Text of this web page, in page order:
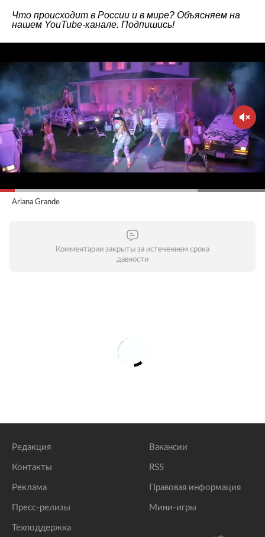
Что происходит в России и в мире? Объясняем на
нашем YouTube-канале. Подпишись!
Ariana Grande
Комментарии закрыты за истечением срока
давности
Редакция
Контакты
Реклама
Пресс-релизы
Техподдержка
Вакансии
RSS
Правовая информация
Мини-игры